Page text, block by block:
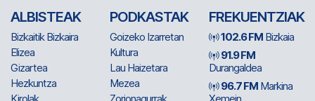
ALBISTEAK
Bizkaitik Bizkaira
Elizea
Gizartea
Hezkuntza
PODKASTAK
Goizeko Izarretan
Kultura
Lau Haizetara
Mezea
FREKUENTZIAK
102.6 FM Bizkaia
91.9 FM
Durangaldea
96.7 FM Markina